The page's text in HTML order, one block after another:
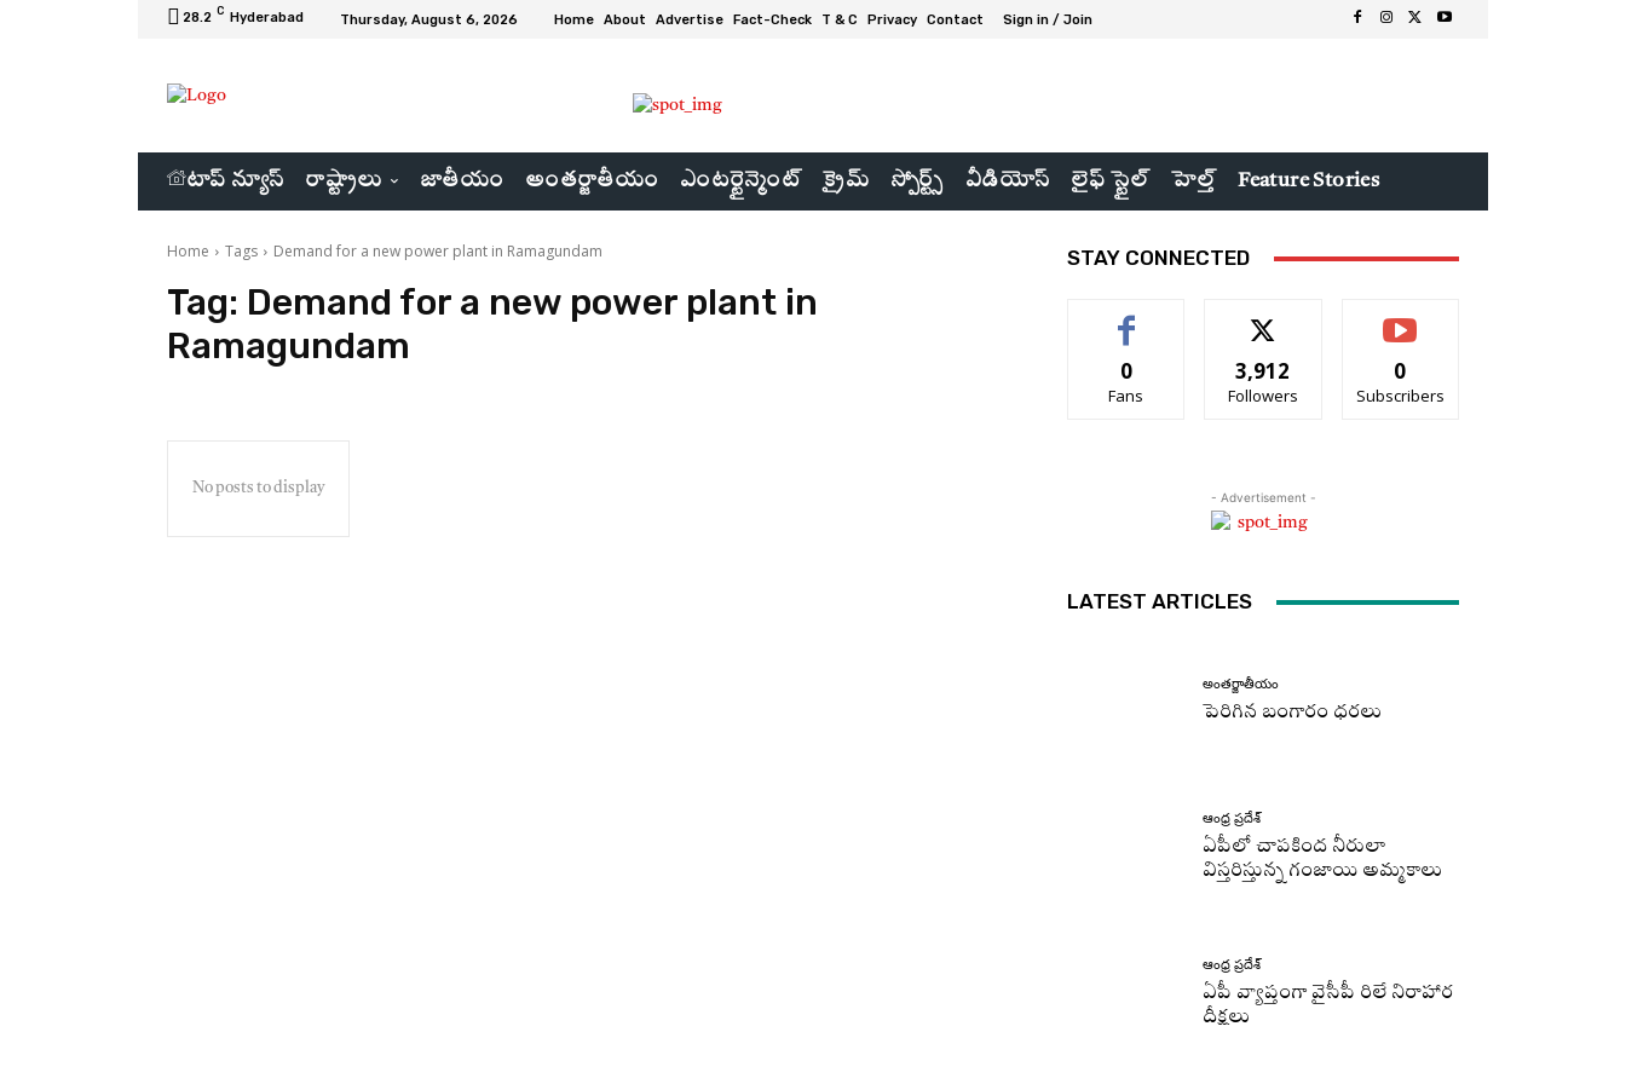
28.2 C Hyderabad Thursday, August 6, 2026 Home About Advertise Fact-Check T & C Privacy Contact Sign in / Join
టాప్ న్యూస్ రాష్ట్రాలు జాతీయం అంతర్జాతీయం ఎంటర్టైన్మెంట్ క్రైమ్ స్పోర్ట్స్ వీడియోస్ లైఫ్ స్టైల్ హెల్త్ Feature Stories
Home Tags Demand for a new power plant in Ramagundam
Tag: Demand for a new power plant in
Ramagundam
No posts to display
STAY CONNECTED
0
Fans
3,912
Followers
0
Subscribers
- Advertisement -
LATEST ARTICLES
అంతర్జాతీయం
పెరిగిన బంగారం ధరలు
ఆంధ్ర ప్రదేశ్
ఏపీలో చాపకింద నీరులా
విస్తరిస్తున్న గంజాయి అమ్మకాలు
ఆంధ్ర ప్రదేశ్
ఏపీ వ్యాప్తంగా వైసీపీ రిలే నిరాహార
దీక్షలు